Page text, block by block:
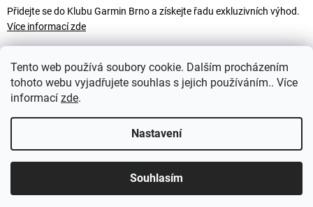
Tento web používá soubory cookie. Dalším procházením
tohoto webu vyjadřujete souhlas s jejich používáním.. Více
informací zde.
Nastavení
Souhlasím
Přidejte se do Klubu Garmin Brno a získejte řadu exkluzivních výhod.
Více informací zde
Popis